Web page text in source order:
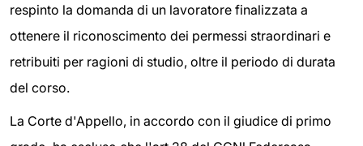
respinto la domanda di un lavoratore finalizzata a
ottenere il riconoscimento dei permessi straordinari e
retribuiti per ragioni di studio, oltre il periodo di durata
del corso.
La Corte d'Appello, in accordo con il giudice di primo